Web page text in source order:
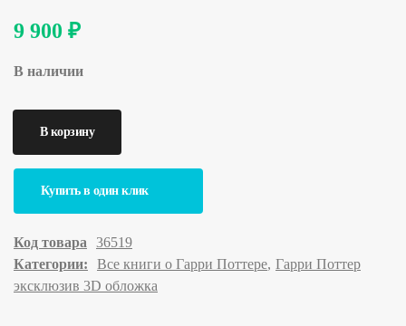
9 900 ₽
В наличии
Купить в один клик
Код товара
36519
Категории:
Все книги о Гарри Поттере Гарри Поттер
эксклюзив 3D обложка